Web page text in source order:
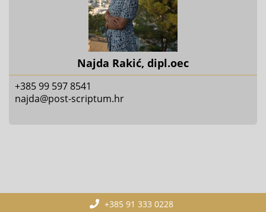
Najda Rakić, dipl.oec
+385 99 597 8541
najda@post-scriptum.hr
+385 91 333 0228